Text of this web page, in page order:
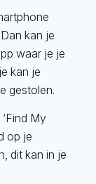
kan je
waar je je
kan je
gestolen.
My
op je
dit kan in je